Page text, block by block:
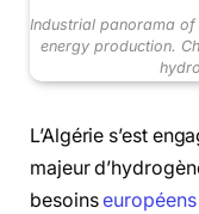
Industrial panorama
energy production.
L’Algérie s’est
majeur
besoinseuropéens